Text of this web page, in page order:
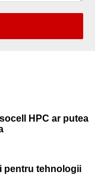
HPC ar putea
pentru tehnologii